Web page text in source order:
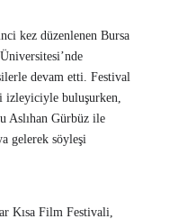
kez düzenlenen Bursa
devam etti. Festival
izleyiciyle buluşurken,
Aslıhan Gürbüz ile
gelerek söyleşi
Kısa Film Festivali,